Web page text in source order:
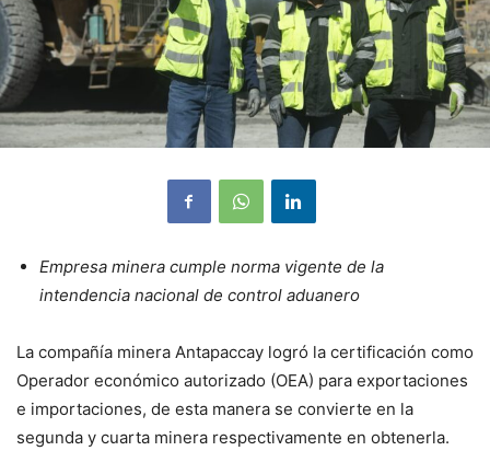
Empresa minera cumple norma vigente de la
intendencia nacional de control aduanero
La compañía minera Antapaccay logró la certificación como
Operador económico autorizado (OEA) para exportaciones
e importaciones, de esta manera se convierte en la
segunda y cuarta minera respectivamente en obtenerla.